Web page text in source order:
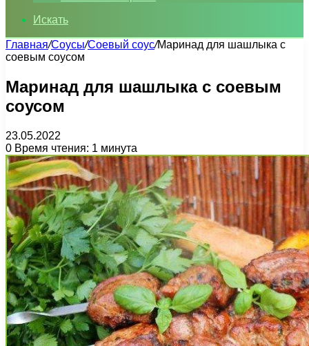
Искать
Главная/Соусы/Соевый соус/Маринад для шашлыка с
соевым соусом
Маринад для шашлыка с соевым
соусом
23.05.2022
0 Время чтения: 1 минута